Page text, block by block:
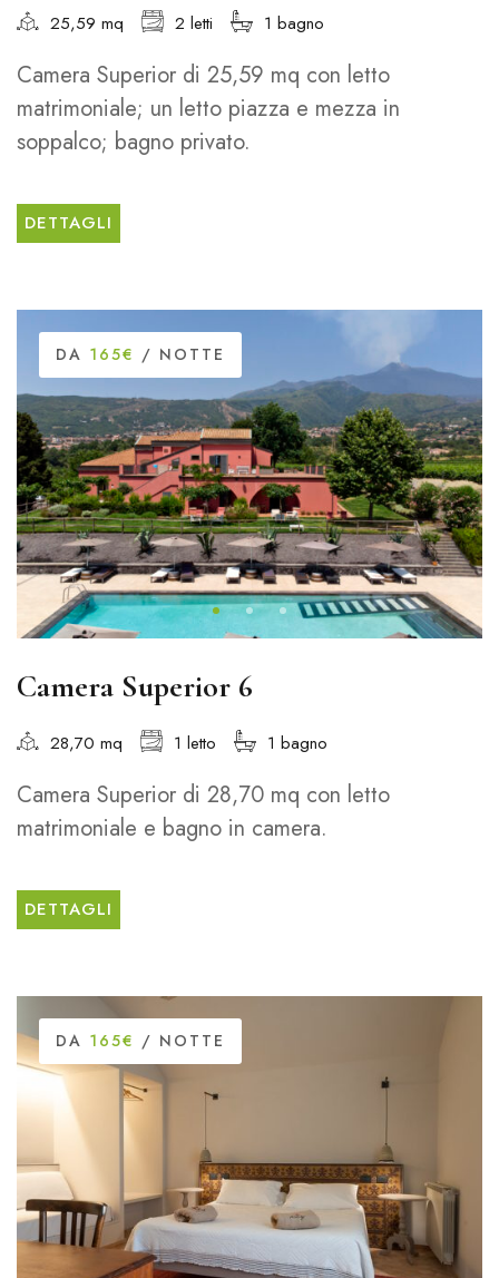
25,59 mq 2 letti 1 bagno
Camera Superior di 25,59 mq con letto
matrimoniale; un letto piazza e mezza in
soppalco; bagno privato.
DETTAGLI
DA 165€ / NOTTE
Camera Superior 6
28,70 mq 1 letto 1 bagno
Camera Superior di 28,70 mq con letto
matrimoniale e bagno in camera.
DETTAGLI
DA 165€ / NOTTE